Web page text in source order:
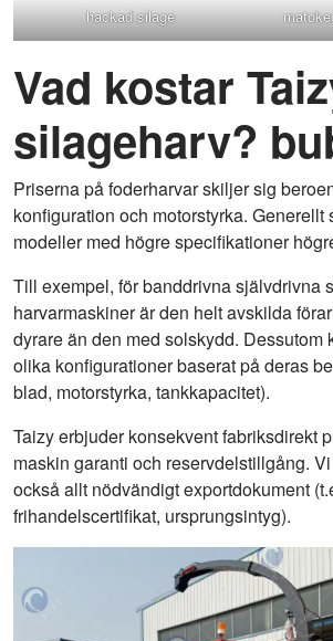
hackad silage
Vad kostar
silageharv?
Priserna på foderharvar skiljer sig
konfiguration och motorstyrka. Generellt
modeller med högre specifikationer
Till exempel, för banddrivna självdrivna
harvarmaskiner är den helt avskilda
dyrare än den med solskydd. Dessutom
olika konfigurationer baserat på deras
blad, motorstyrka, tankkapacitet).
Taizy erbjuder konsekvent fabriksdirekt
maskin garanti och reservdelstillgång.
också allt nödvändigt exportdokument
frihandelscertifikat, ursprungsintyg).